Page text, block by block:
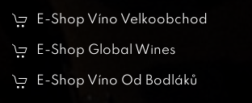
E-Shop Víno Velkoobchod
E-Shop Global Wines
E-Shop Víno Od Bodláků